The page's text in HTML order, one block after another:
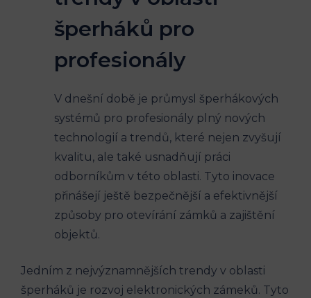
šperháků pro
profesionály
V dnešní době je průmysl šperhákových
systémů pro profesionály plný nových
technologií a trendů, které nejen zvyšují
kvalitu, ale také usnadňují práci
odborníkům v této oblasti. Tyto inovace
přinášejí ještě bezpečnější a efektivnější
způsoby pro otevírání zámků a zajištění
objektů.
Jedním z nejvýznamnějších trendy v oblasti
šperháků je rozvoj elektronických zámeků. Tyto